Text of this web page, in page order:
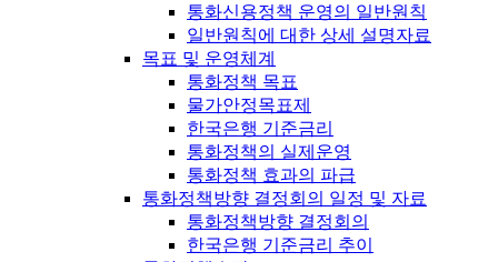
통화신용정책 운영의 일반원칙
일반원칙에 대한 상세 설명자료
목표 및 운영체계
통화정책 목표
물가안정목표제
한국은행 기준금리
통화정책의 실제운영
통화정책 효과의 파급
통화정책방향 결정회의 일정 및 자료
통화정책방향 결정회의
한국은행 기준금리 추이